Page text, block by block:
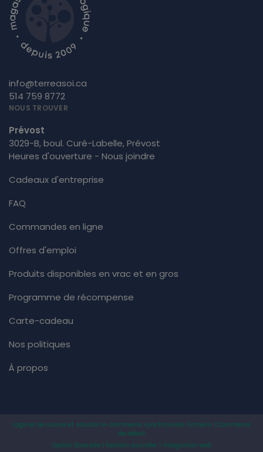
info@terreasoi.ca
514 759 8772
NOUS TROUVER
Prévost
3029-B, boul. Curé-Labelle, Prévost
Heures d'ouverture - Nous joindre
Cadeaux d'entreprise
FAQ
Commandes en ligne
Offres d'emploi
Produits disponibles en vrac et en gros
Programme de récompense
Carte-cadeau
Nos politiques
À propos
Logiciel de caisse et solution e-commerce synchronisés Comelin | Commerce
de détail
Option Diversité | Gestion assistée > Intégration web